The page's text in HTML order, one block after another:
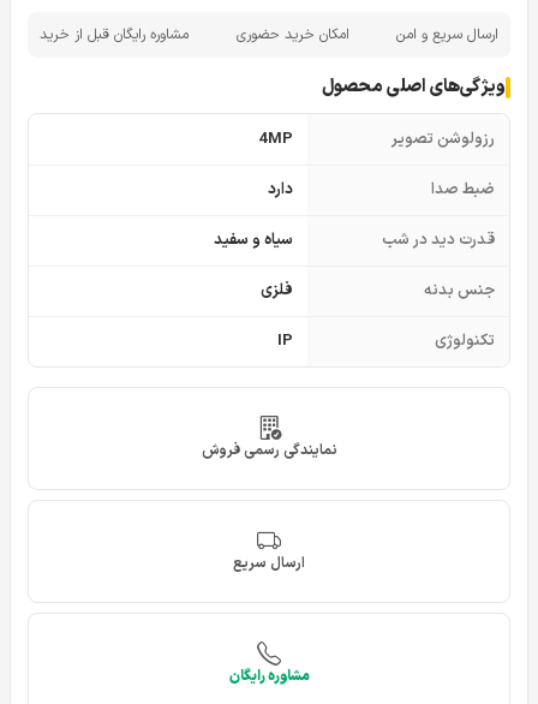
ارسال سریع و امن امکان خرید حضوری مشاوره رایگان قبل از خرید
ویژگی‌های اصلی محصول
رزولوشن تصویر 4MP
ضبط صدا دارد
قدرت دید در شب سیاه و سفید
جنس بدنه فلزی
تکنولوژی IP
نمایندگی رسمی فروش
ارسال سریع
مشاوره رایگان